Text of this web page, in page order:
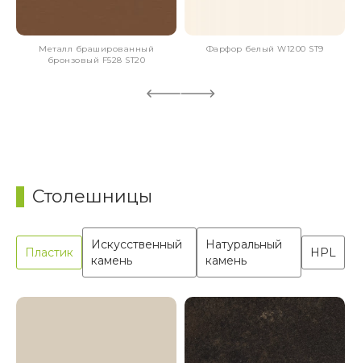
Металл брашированный
бронзовый F528 ST20
Фарфор белый W1200 ST9
Столешницы
Пластик
Искусственный
камень
Натуральный
камень
HPL